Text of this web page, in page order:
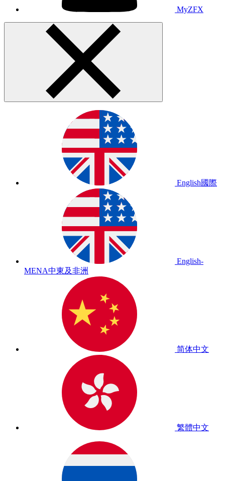
MyZFX
English國際
English-
MENA中東及非洲
简体中文
繁體中文